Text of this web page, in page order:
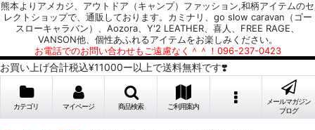
熊本よりアメカジ、アウトドア（キャンプ）ファッション,和柄アイテムのセ
レクトショップで、通販しております。カミナリ、go slow caravan（ゴー
スローキャラバン）、Aozora、Y'2 LEATHER、喜人、FREE RAGE、
VANSON他、個性あふれるアイテムをお楽しみください。
お電話でのお問い合わせもご遠慮なく＾＾！096-237-0423
お買い上げ合計税込¥11000ー以上で送料無料です❣️
カテゴリ マイページ 商品検索 ご利用案内
メールマガジン
ブログ